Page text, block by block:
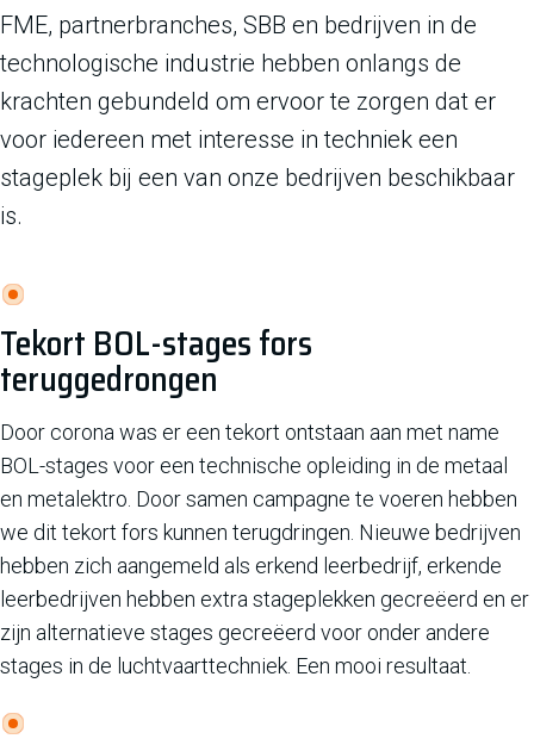
FME, partnerbranches, SBB en bedrijven in de
technologische industrie hebben onlangs de
krachten gebundeld om ervoor te zorgen dat er
voor iedereen met interesse in techniek een
stageplek bij een van onze bedrijven beschikbaar
is.
Tekort BOL-stages fors
teruggedrongen
Door corona was er een tekort ontstaan aan met name
BOL-stages voor een technische opleiding in de metaal
en metalektro. Door samen campagne te voeren hebben
we dit tekort fors kunnen terugdringen. Nieuwe bedrijven
hebben zich aangemeld als erkend leerbedrijf, erkende
leerbedrijven hebben extra stageplekken gecreëerd en er
zijn alternatieve stages gecreëerd voor onder andere
stages in de luchtvaarttechniek. Een mooi resultaat.